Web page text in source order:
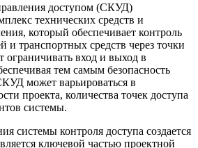
доступом (СКУД)
технических средств и
который обеспечивает контроль
и транспортных средств через точки
ограничивать вход и выход в
тем самым безопасность
может варьироваться в
проекта, количества точек доступа
системы.
системы контроля доступа создается
ключевой частью проектной